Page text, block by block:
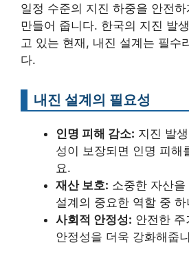
일정 수준의 지진 하중을 안전
만들어 줍니다. 한국의 지진 발
고 있는 현재, 내진 설계는 필수
다.
내진 설계의 필요성
인명 피해 감소: 지진 발
성이 보장되면 인명 피해
요.
재산 보호: 소중한 자산
설계의 중요한 역할 중
사회적 안정성: 안전한 주
안정성을 더욱 강화해줍